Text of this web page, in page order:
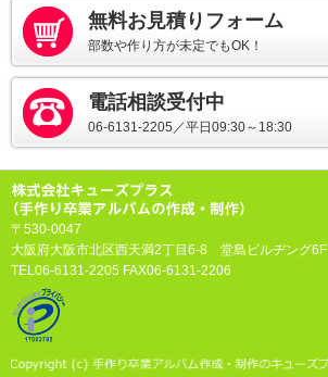
無料お見積りフォーム
部数や作り方が未定でもOK！
電話相談受付中
06-6131-2205／平日09:30～18:30
〒530-0047
大阪府大阪市北区西天満2丁目6-8 堂島ビルヂング6F
TEL06-6131-2205 FAX06-6131-2206